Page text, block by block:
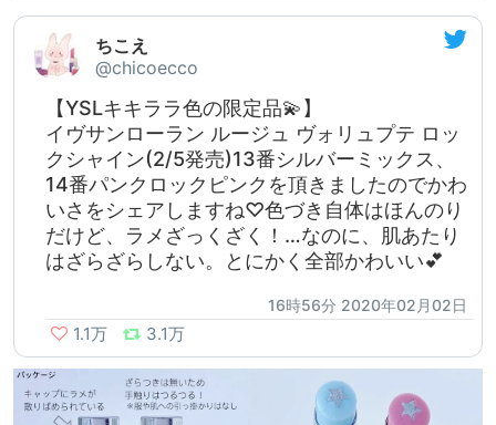
ちこえ
@chicoecco
【YSLキキララ色の限定品💫】
イヴサンローラン ルージュ ヴォリュプテ ロッ
クシャイン(2/5発売)13番シルバーミックス、
14番パンクロックピンクを頂きましたのでかわ
いさをシェアしますね♡色づき自体はほんのり
だけど、ラメざっくざく！…なのに、肌あたり
はざらざらしない。とにかく全部かわいい💕
16時56分 2020年02月02日
1.1万 3.1万